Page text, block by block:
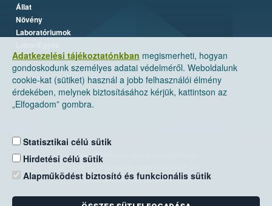
Adatkezelési tájékoztatónkban megismerheti, hogyan
gondoskodunk személyes adatai védelméről. Weboldalunk
cookie-kat (sütiket) használ a jobb felhasználói élmény
érdekében, melynek biztosításához kérjük, kattintson az
„Elfogadom” gombra.
Statisztikai célú sütik
Hirdetési célú sütik
Alapműködést biztosító és funkcionális sütik
Állat
Növény
Laboratóriumok
Nemzeti Élelmiszerlánc-biztonsági Hivatal
Levelezési cím: 1525 Budapest. Pf. 30.